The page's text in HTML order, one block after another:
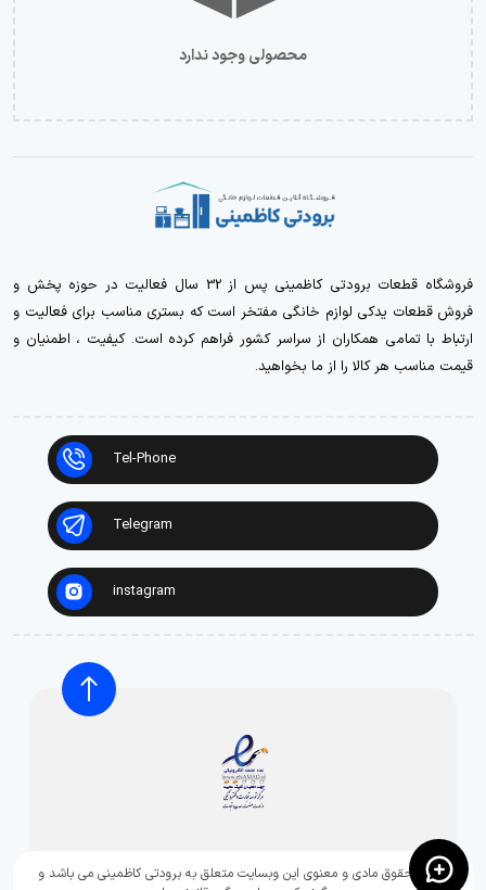
محصولی وجود ندارد
فروشگاه قطعات برودتی کاظمینی پس از 32 سال فعالیت در حوزه پخش و
فروش قطعات یدکی لوازم خانگی مفتخر است که بستری مناسب برای فعالیت و
ارتباط با تمامی همکاران از سراسر کشور فراهم کرده است. کیفیت ، اطمنیان و
قیمت مناسب هر کالا را از ما بخواهید.
Tel-Phone
Telegram
instagram
تمامی حقوق مادی و معنوی این وبسایت متعلق به برودتی کاظمینی می باشد و